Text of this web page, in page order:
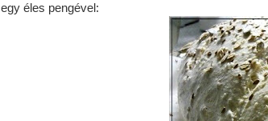
egy éles pengével: